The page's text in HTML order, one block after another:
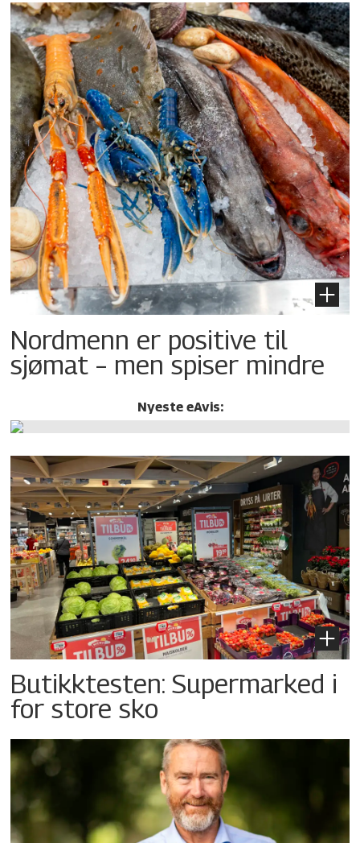
Nordmenn er positive til
sjømat – men spiser mindre
Nyeste eAvis:
Butikktesten: Supermarked i
for store sko